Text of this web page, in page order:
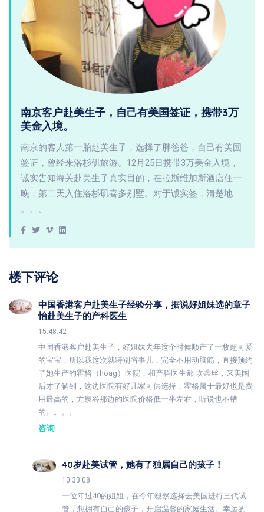
南京客户赴美生子，自己有美国签证，携带3万
美金入境。
南京的客人第一胎赴美生子，选择了胖爸爸，自己有美国
签证，曾经来洛杉矶旅游。12月25日携带3万美金入境，
诚实告知海关赴美生子真实目的，在拉斯维加斯酒店住一
晚，第二天入住洛杉矶喜多别墅。对于诚实签，清楚地
。。。
楼下评论
中国香港客户赴美生子经验分享，据说好姐妹选的章子
怡赴美生子的产科医生
15:48:42
中国香港客户赴美生子，好姐妹去年这个时候顺产了一枚超可爱
的宝宝，所以我这次就特别省事儿，完全不用动脑筋，直接预约
了她生产的霍格（hoag）医院，和产科医生郝·坎蒂丝，来美国
后才了解到，这边医院有好几家可供选择，霍格属于最好也是费
用最高的，方泉谷那边的医院价格低一半左右，听说也不错
的。。。。
咨询
40岁赴美试管，她有了独属自己的孩子！
10:33:08
一位年过40的姐姐，在今年毅然选择去美国进行三代试
管，想拥有自己的孩子，开启温馨的家庭生活。幸运的